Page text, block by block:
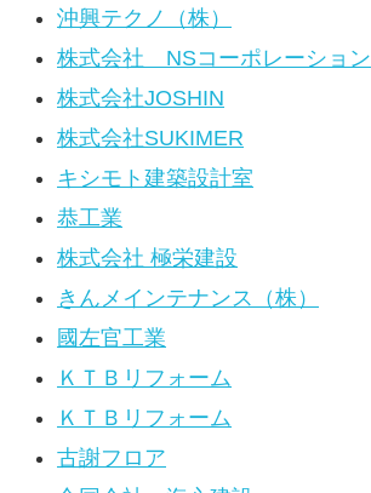
沖興テクノ（株）
株式会社 NSコーポレーション
株式会社JOSHIN
株式会社SUKIMER
キシモト建築設計室
恭工業
株式会社 極栄建設
きんメインテナンス（株）
國左官工業
ＫＴＢリフォーム
ＫＴＢリフォーム
古謝フロア